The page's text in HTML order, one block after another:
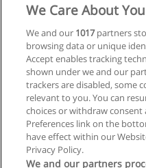
We Care About
We and our 1017partners
browsing data or unique
Accept enables tracking
shown under we and our
trackers are disabled, some
relevant to you. You can
choices or withdraw
Preferences link on the
have effect within our
Privacy Policy.
We and our partners